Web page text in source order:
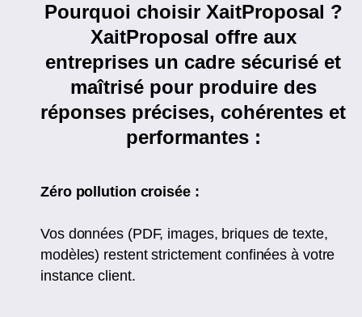
Pourquoi choisir XaitProposal ?
XaitProposal offre aux
entreprises un cadre sécurisé et
maîtrisé pour produire des
réponses précises, cohérentes et
performantes :
Zéro pollution croisée :
Vos données (PDF, images, briques de texte,
modèles) restent strictement confinées à votre
instance client.